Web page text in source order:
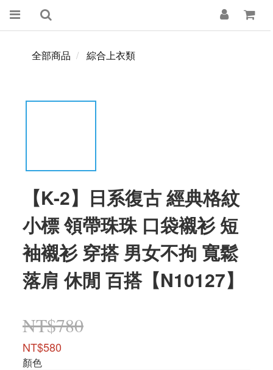
全部商品 綜合上衣類
【K-2】日系復古 經典格紋
小標 領帶珠珠 口袋襯衫 短
袖襯衫 穿搭 男女不拘 寬鬆
落肩 休閒 百搭【N10127】
NT$780
NT$580
顏色